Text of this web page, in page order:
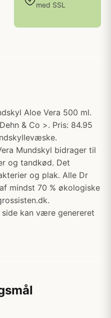
med SSL
Aloe Vera 500 ml.
& Co >. Pris: 84.95
Mundskyl bidrager til
og tandkød. Det
og plak. Alle Dr
mindst 70 % økologiske
kan være genereret